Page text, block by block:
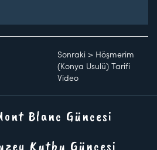
Sonraki > Höşmerim
(Konya Usulü) Tarifi
Video
Blanc Güncesi
Kutbu Güncesi